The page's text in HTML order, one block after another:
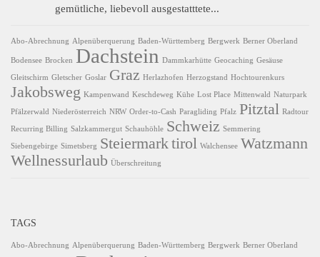
gemütliche, liebevoll ausgestatttete...
Abo-Abrechnung Alpenüberquerung Baden-Württemberg Bergwerk Berner Oberland
Bodensee Brocken Dachstein Dammkarhütte Geocaching Gesäuse
Gleitschirm Gletscher Goslar Graz Herlazhofen Herzogstand Hochtourenkurs
Jakobsweg Kampenwand Keschdeweg Kühe Lost Place Mittenwald Naturpark
Pfälzerwald Niederösterreich NRW Order-to-Cash Paragliding Pfalz Pitztal Radtour
Recurring Billing Salzkammergut Schauhöhle Schweiz Semmering
Siebengebirge Simetsberg Steiermarktirol Walchensee Watzmann
Wellnessurlaub Überschreitung
TAGS
Abo-Abrechnung Alpenüberquerung Baden-Württemberg Bergwerk Berner Oberland